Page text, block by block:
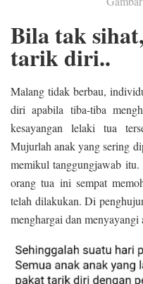
Bila tak
tarik diri..
Malang tidak berbau,
diri apabila tiba-tiba
kesayangan lelaki tua
Mujurlah anak yang sering
memikul tanggungjawab itu.
orang tua ini sempat
telah dilakukan. Di
menghargai dan menyayangi